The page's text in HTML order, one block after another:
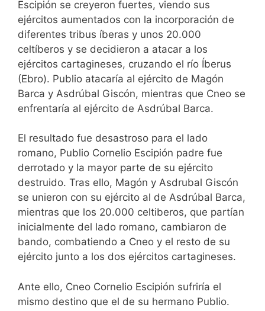
Escipión se creyeron fuertes, viendo sus
ejércitos aumentados con la incorporación de
diferentes tribus íberas y unos 20.000
celtíberos y se decidieron a atacar a los
ejércitos cartagineses, cruzando el río Íberus
(Ebro). Publio atacaría al ejército de Magón
Barca y Asdrúbal Giscón, mientras que Cneo se
enfrentaría al ejército de Asdrúbal Barca.
El resultado fue desastroso para el lado
romano, Publio Cornelio Escipión padre fue
derrotado y la mayor parte de su ejército
destruido. Tras ello, Magón y Asdrubal Giscón
se unieron con su ejército al de Asdrúbal Barca,
mientras que los 20.000 celtiberos, que partían
inicialmente del lado romano, cambiaron de
bando, combatiendo a Cneo y el resto de su
ejército junto a los dos ejércitos cartagineses.
Ante ello, Cneo Cornelio Escipión sufriría el
mismo destino que el de su hermano Publio.